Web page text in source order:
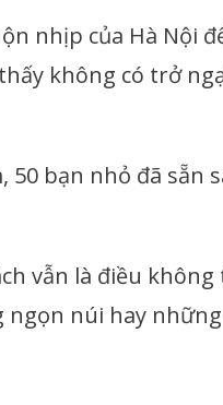
nhịp của Hà Nội
không có trở
bạn nhỏ đã sẵn
vẫn là điều
ngọn núi hay